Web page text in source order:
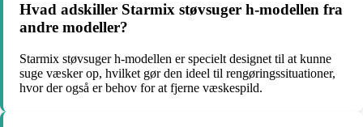
Hvad adskiller Starmix støvsuger h-modellen fra
andre modeller?
Starmix støvsuger h-modellen er specielt designet til at kunne
suge væsker op, hvilket gør den ideel til rengøringssituationer,
hvor der også er behov for at fjerne væskespild.